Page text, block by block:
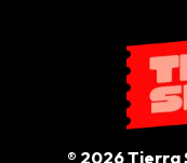
® 2026 Tierra